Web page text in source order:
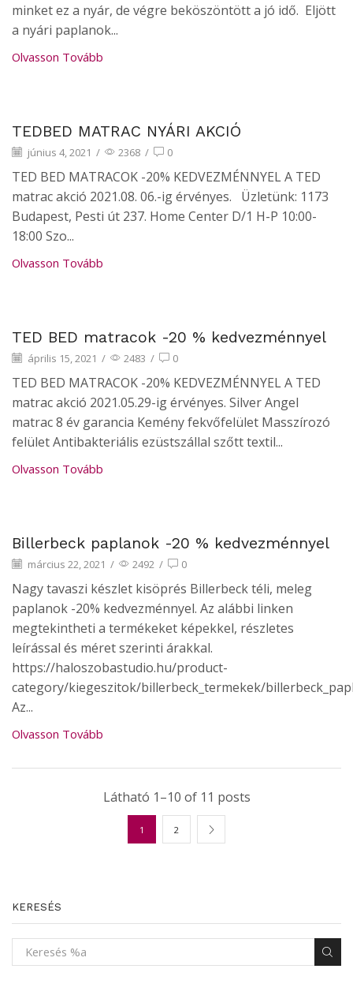
minket ez a nyár, de végre beköszöntött a jó idő. Eljött
a nyári paplanok...
Olvasson Tovább
Hírek
TEDBED MATRAC NYÁRI AKCIÓ
június 4, 2021 / 2368 / 0
TED BED MATRACOK -20% KEDVEZMÉNNYEL A TED
matrac akció 2021.08. 06.-ig érvényes. Üzletünk: 1173
Budapest, Pesti út 237. Home Center D/1 H-P 10:00-
18:00 Szo...
Olvasson Tovább
Hírek
TED BED matracok -20 % kedvezménnyel
április 15, 2021 / 2483 / 0
TED BED MATRACOK -20% KEDVEZMÉNNYEL A TED
matrac akció 2021.05.29-ig érvényes. Silver Angel
matrac 8 év garancia Kemény fekvőfelület Masszírozó
felület Antibakteriális ezüstszállal szőtt textil...
Olvasson Tovább
Hírek
Billerbeck paplanok -20 % kedvezménnyel
március 22, 2021 / 2492 / 0
Nagy tavaszi készlet kisöprés Billerbeck téli, meleg
paplanok -20% kedvezménnyel. Az alábbi linken
megtekintheti a termékeket képekkel, részletes
leírással és méret szerinti árakkal.
https://haloszobastudio.hu/product-
category/kiegeszitok/billerbeck_termekek/
Az...
Olvasson Tovább
Látható 1–10 of 11 posts
1 2
KERESÉS